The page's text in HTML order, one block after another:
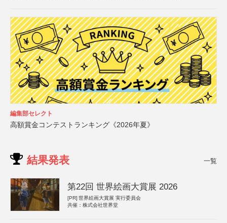
編集部セレクト
高額賞金コンテストランキング《2026年夏》
結果発表 一覧
第22回 世界絵画大賞展 2026
[PR] 世界絵画大賞展 実行委員会
共催：株式会社世界堂